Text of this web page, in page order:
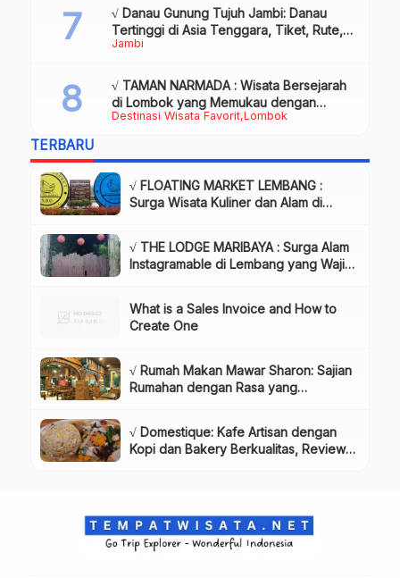
Jambi
√ Danau Gunung Tujuh Jambi: Danau
Tertinggi di Asia Tenggara, Tiket, Rute,
Daya Tarik & Tips Lengkap
Destinasi Wisata Favorit Lombok
√ TAMAN NARMADA : Wisata Bersejarah
di Lombok yang Memukau dengan
Keindahan Alam & Budaya
TERBARU
√ FLOATING MARKET LEMBANG :
Surga Wisata Kuliner dan Alam di
√ THE LODGE MARIBAYA : Surga Alam
Instagramable di Lembang yang Wajib
What is a Sales Invoice and How to
Create One
√ Rumah Makan Mawar Sharon: Sajian
Rumahan dengan Rasa yang
√ Domestique: Kafe Artisan dengan
Kopi dan Bakery Berkualitas, Review